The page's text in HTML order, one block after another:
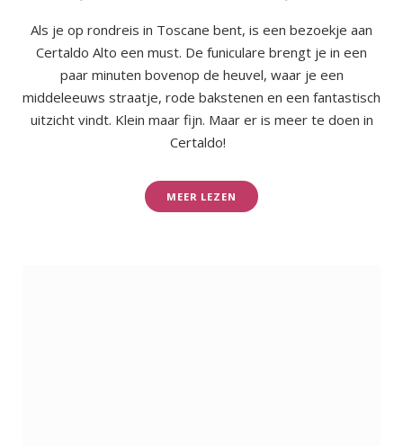
Als je op rondreis in Toscane bent, is een bezoekje aan
Certaldo Alto een must. De funiculare brengt je in een
paar minuten bovenop de heuvel, waar je een
middeleeuws straatje, rode bakstenen en een fantastisch
uitzicht vindt. Klein maar fijn. Maar er is meer te doen in
Certaldo!
MEER LEZEN